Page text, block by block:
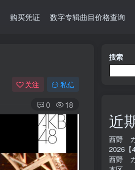
购买凭证 数字专辑曲目价格查询
关注 私信
0 18
搜索
近
西野
2026【
西野 カ